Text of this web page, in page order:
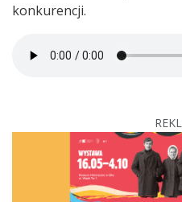
konkurencji.